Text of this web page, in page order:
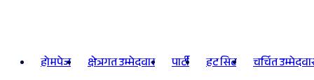
होमपेज क्षेत्रगत उम्मेदवार पार्टी हट सिट चर्चित